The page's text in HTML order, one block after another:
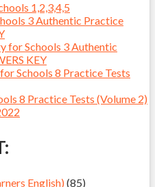
1,2,3,4,5
3 Authentic Practice
for Schools 3 Authentic
KEY
Schools 8 Practice Tests
8 Practice Tests (Volume 2)
English) (85)